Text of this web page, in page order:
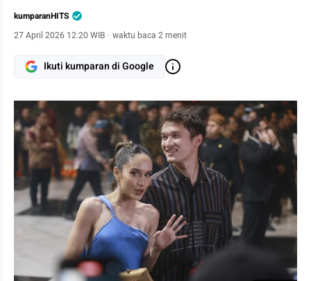
kumparanHITS
27 April 2026 12:20 WIB · waktu baca 2 menit
Ikuti kumparan di Google